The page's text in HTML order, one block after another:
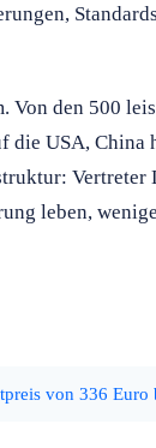
Von den 500
USA, China
Vertreter
leben,
von 336 Euro